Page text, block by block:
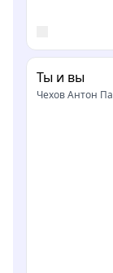
Ты и вы
Чехов Антон